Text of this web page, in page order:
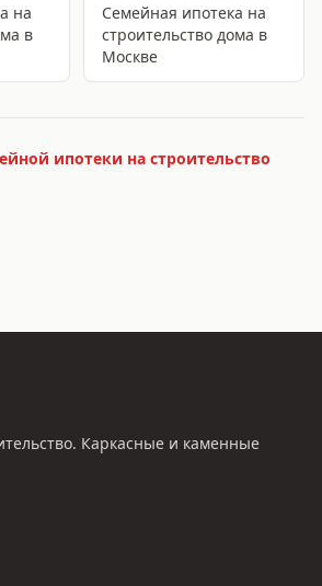
на
в
Семейная ипотека на
строительство дома в
Москве
ипотеки на строительство
Каркасные и каменные